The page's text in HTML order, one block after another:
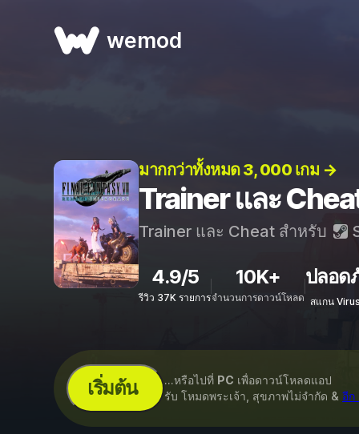
wemod
มากกว่าทั้งหมด 3, 000 เกม →
Trainer และ
Trainer และ Cheat สำหรับ
4.9/5
รีวิว 37K รายการ
10K+
จำนวนการดาวน์โหลด
ปลอด
สแกน
เริ่มต้น ...หรือไปที่ PC เพื่อดาวน์โหลดแอป
รับ โหมดพระเจ้า, สุขภาพไม่จำกัด & อีก